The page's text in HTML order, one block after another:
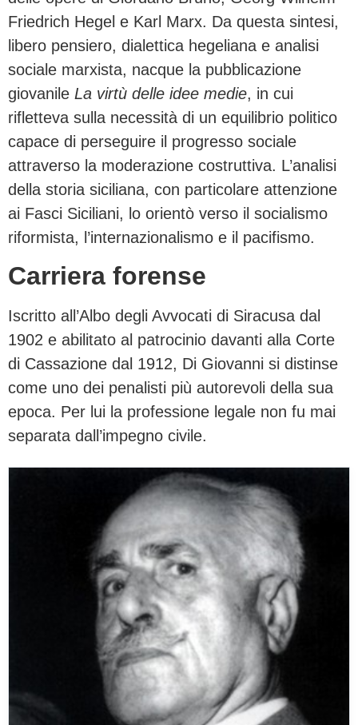
Friedrich Hegel e Karl Marx. Da questa sintesi,
libero pensiero, dialettica hegeliana e analisi
sociale marxista, nacque la pubblicazione
giovanile La virtù delle idee medie, in cui
rifletteva sulla necessità di un equilibrio politico
capace di perseguire il progresso sociale
attraverso la moderazione costruttiva. L’analisi
della storia siciliana, con particolare attenzione
ai Fasci Siciliani, lo orientò verso il socialismo
riformista, l’internazionalismo e il pacifismo.
Carriera forense
Iscritto all’Albo degli Avvocati di Siracusa dal
1902 e abilitato al patrocinio davanti alla Corte
di Cassazione dal 1912, Di Giovanni si distinse
come uno dei penalisti più autorevoli della sua
epoca. Per lui la professione legale non fu mai
separata dall’impegno civile.